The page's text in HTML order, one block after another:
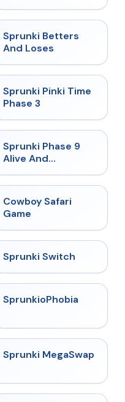
★
Sprunki Betters
And Loses
★ 4.9
Sprunki Pinki Time
Phase 3
★
Sprunki Phase 9
Alive And
Cowboy Safari
Game
★
Sprunki Switch
★
SprunkioPhobia
★ 4.5
Sprunki MegaSwap